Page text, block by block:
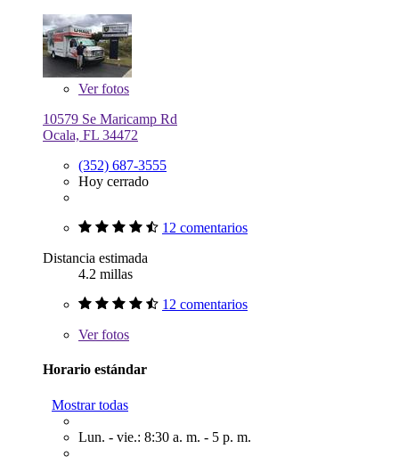
Verfotos
10579 Se Maricamp Rd
Ocala, FL 34472
(352) 687-3555
Hoy cerrado
12 comentarios
Distancia estimada
4.2 millas
12 comentarios
Verfotos
Horario estándar
Mostrar todas
Lun. - vie.: 8:30 a. m. - 5 p. m.